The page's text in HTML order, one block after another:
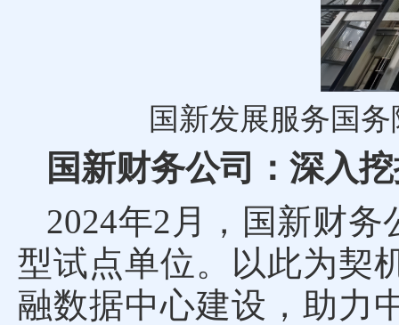
国新发展服务国
国新财务公司：深入
2024年2月，国新财
型试点单位。以此为契
融数据中心建设，助力